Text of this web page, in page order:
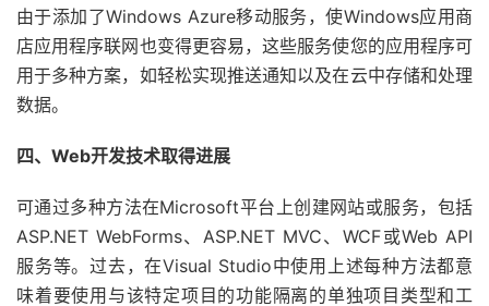
由于添加了Windows Azure移动服务，使Windows应用商
店应用程序联网也变得更容易，这些服务使您的应用程序可
用于多种方案，如轻松实现推送通知以及在云中存储和处理
数据。
四、Web开发技术取得进展
可通过多种方法在Microsoft平台上创建网站或服务，包括
ASP.NET WebForms、ASP.NET MVC、WCF或Web API
服务等。过去，在Visual Studio中使用上述每种方法都意
味着要使用与该特定项目的功能隔离的单独项目类型和工